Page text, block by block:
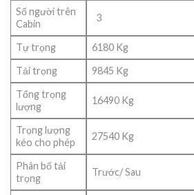
Số người trên
Cabin
3
Tự trọng
6180 Kg
Tải trọng
9845 Kg
Tổng trọng
lượng
16490 Kg
Trọng lượng
kéo cho phép
27540 Kg
Phân bố tải
trọng
Trước/ Sau